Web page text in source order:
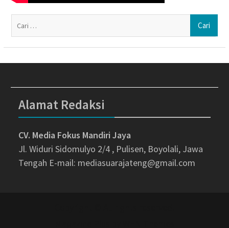
Alamat Redaksi
CV. Media Fokus Mandiri Jaya
Jl. Widuri Sidomulyo 2/4 , Pulisen, Boyolali, Jawa
Tengah E-mail: mediasuarajateng@gmail.com